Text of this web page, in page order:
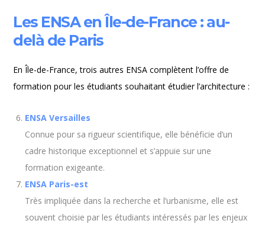
Les ENSA en Île-de-France : au-
delà de Paris
En Île-de-France, trois autres ENSA complètent l’offre de
formation pour les étudiants souhaitant étudier l’architecture :
ENSA Versailles
Connue pour sa rigueur scientifique, elle bénéficie d’un
cadre historique exceptionnel et s’appuie sur une
formation exigeante.
ENSA Paris-est
Très impliquée dans la recherche et l’urbanisme, elle est
souvent choisie par les étudiants intéressés par les enjeux